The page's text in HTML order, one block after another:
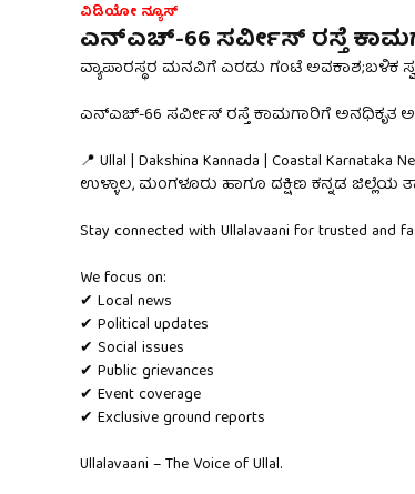
ವಿಡಿಯೋ ನ್ಯೂಸ್
ಎನ್‌ಎಚ್-66 ಸರ್ವೀಸ್ ರಸ್ತೆ
ವ್ಯಾಪಾರಸ್ಥರ ಮನವಿಗೆ ಎರಡು ಗಂಟೆ ಅವಕಾಶ;ಬಳಿಕ
ಎನ್‌ಎಚ್-66 ಸರ್ವೀಸ್ ರಸ್ತೆ ಕಾಮಗಾರಿಗೆ ಅನಧಿಕೃತ
📍 Ullal | Dakshina Kannada | Coastal Karnataka
ಉಳ್ಳಾಲ, ಮಂಗಳೂರು ಹಾಗೂ ದಕ್ಷಿಣ ಕನ್ನಡ ಜಿಲ್ಲೆಯ
Stay connected with Ullalavaani for trusted and
We focus on:
✔ Local news
✔ Political updates
✔ Social issues
✔ Public grievances
✔ Event coverage
✔ Exclusive ground reports
Ullalavaani – The Voice of Ullal.